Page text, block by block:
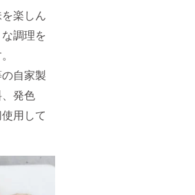
楽しん
調理を
自家製
発色
用して